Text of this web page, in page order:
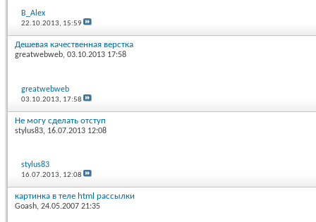
B_Alex
22.10.2013, 15:59
Дешевая качественная верстка
greatwebweb, 03.10.2013 17:58
greatwebweb
03.10.2013, 17:58
Не могу сделать отступ
stylus83, 16.07.2013 12:08
stylus83
16.07.2013, 12:08
картинка в теле html рассылки
Goash, 24.05.2007 21:35